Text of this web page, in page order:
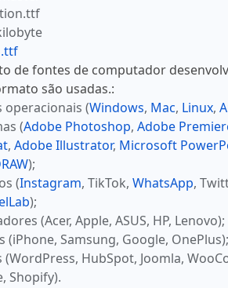
.ttf
de fontes de computador
são usadas.:
operacionais (Windows, Mac, Linux,
(Adobe Photoshop, Adobe
, Adobe Illustrator, Microsoft
);
(Instagram, TikTok, WhatsApp,
);
(Acer, Apple, ASUS, HP, Lenovo);
(iPhone, Samsung, Google, OnePlus);
HubSpot, Joomla,
Shopify).